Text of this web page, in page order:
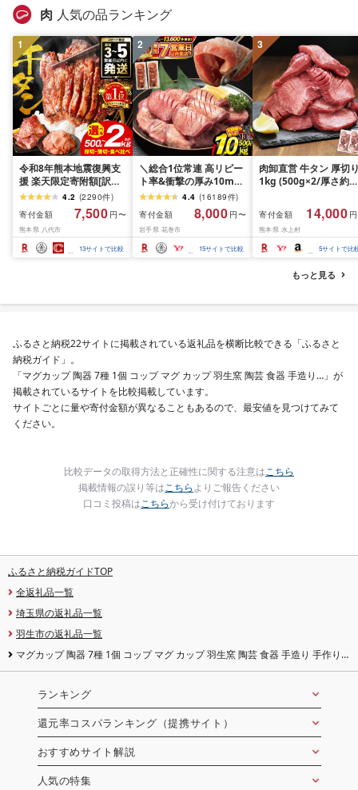
肉 人気の品ランキング
1
令和8年熊本地震復興支
援 楽天限定寄附額[訳あ
り]牛タン 500g〜2kg 肉
牛肉 訳あり 牛タン 冷凍
小分け 厚切り 薄切り 食
べ比べ 500g 1kg 1.5kg
2kg 牛 人気 ビーフ 牛た
ん ふるさと納税 ランキ
4.2 (2290件)
寄付金額
7,500 円〜
熊本県 八代市
13サイトで比較
2
＼総合1位常連 高リピー
ト率&衝撃の厚み10mm
厚切り牛タン 塩味/ ≪ス
ピード発送!!10営業日以
内発送≫ 選べる内容量
500g / 1kg 定期便 毎月
届く 牛肉 肉 BBQ ふるさ
と 人気 ランキング 岩手
4.4 (16189件)
寄付金額
8,000 円〜
岩手県 花巻市
15サイトで比較
3
肉卸直営 牛タン 厚切
1kg (500g×2/厚さ約
牛肉 焼肉 冷凍 スライ
業務用 バーベキュー
BBQ おつまみ ギフト
祝い お中元 夏ギフト
寄付金額 14,000
熊本県 水上村
5サイトで比
もっと見る
ふるさと納税22サイトに掲載されている返礼品を横断比較できる「ふるさと
納税ガイド」。
「マグカップ 陶器 7種 1個 コップ マグ カップ 羽生窯 陶芸 食器 手造り…」が
掲載されているサイトを比較掲載しています。
サイトごとに量や寄付金額が異なることもあるので、最安値を見つけてみて
ください。
比較データの取得方法と正確性に関する注意はこちら
掲載情報の誤り等はこちらよりご報告ください
口コミ投稿はこちらから受け付けております
ふるさと納税ガイドTOP
全返礼品一覧
埼玉県の返礼品一覧
羽生市の返礼品一覧
マグカップ 陶器 7種 1個 コップ マグ カップ 羽生窯 陶芸 食器 手造り 手作り
ランキング
還元率コスパランキング（提携サイト）
おすすめサイト解説
人気の特集